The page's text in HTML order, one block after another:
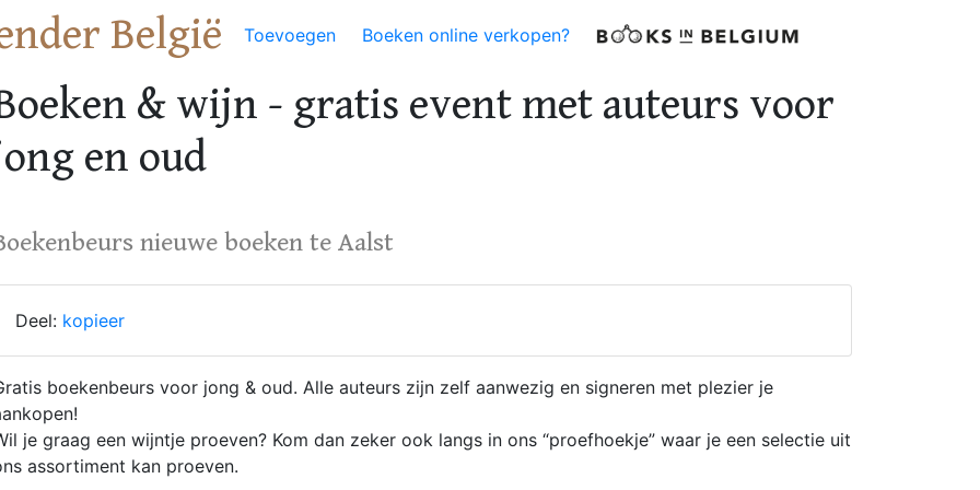
België Toevoegen Boeken online verkopen?
& wijn - gratis event met auteurs voor
en oud
nieuwe boeken te Aalst
Deel: kopieer
boekenbeurs voor jong & oud. Alle auteurs zijn zelf aanwezig en signeren met plezier je
je graag een wijntje proeven? Kom dan zeker ook langs in ons “proefhoekje” waar je een selectie uit
assortiment kan proeven.